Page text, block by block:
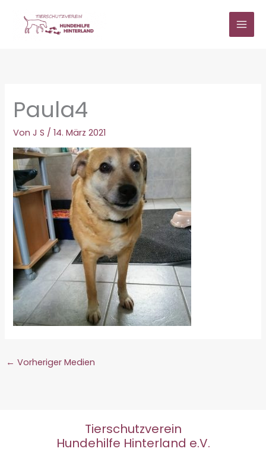
springen
Paula4
VonJ S /14. März 2021
← Vorheriger Medien
Tierschutzverein
Hundehilfe Hinterland e.V.